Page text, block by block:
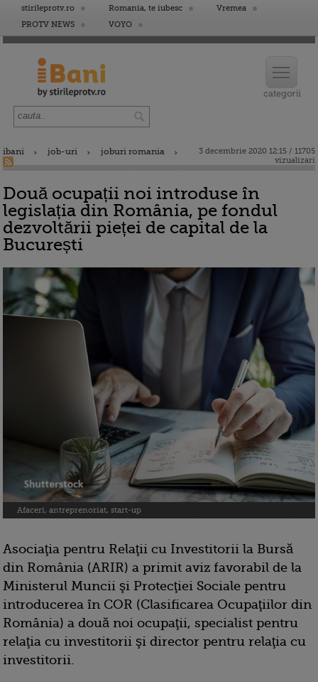
stirileprotv.ro Romania, te iubesc
Vremea
PROTV NEWS
VOYO
ibani job-uri joburi romania
3 decembrie 2020 12:15 / 11705
vizualizari
Două ocupații noi introduse în
legislația din România, pe fondul
dezvoltării pieței de capital de la
București
Afaceri, antreprenoriat, start-up
Asociaţia pentru Relaţii cu Investitorii la Bursă
din România (ARIR) a primit aviz favorabil de la
Ministerul Muncii şi Protecţiei Sociale pentru
introducerea în COR (Clasificarea Ocupaţiilor din
România) a două noi ocupaţii, specialist pentru
relaţia cu investitorii şi director pentru relaţia cu
investitorii.